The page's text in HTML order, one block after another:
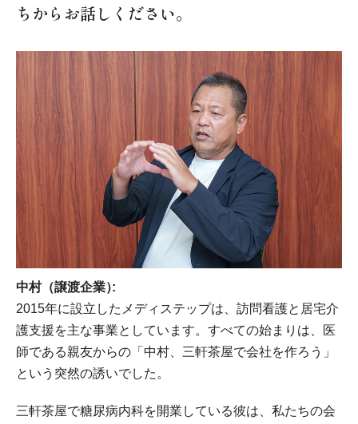
ちからお話しください。
中村（譲渡企業）
2015年に設立したメディステップは、訪問看護と居宅介
護支援を主な事業としています。すべての始まりは、医
師である親友からの「中村、三軒茶屋で会社を作ろう」
という突然の誘いでした。
三軒茶屋で糖尿病内科を開業している彼は、私たちの会